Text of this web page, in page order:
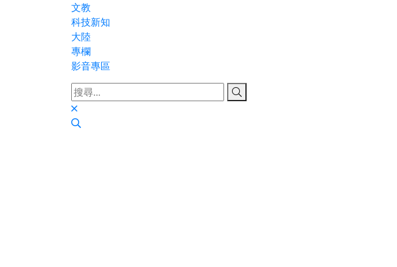
文教
科技新知
大陸
專欄
影音專區